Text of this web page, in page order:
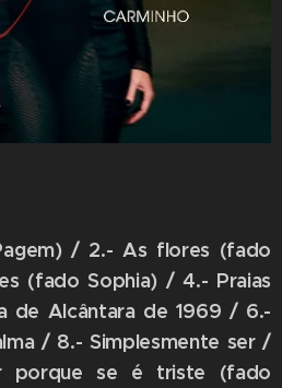
/ 2.- As flores (fado
(fado Sophia) / 4.- Praias
de Alcântara de 1969 / 6.-
/ 8.- Simplesmente ser /
porque se é triste (fado